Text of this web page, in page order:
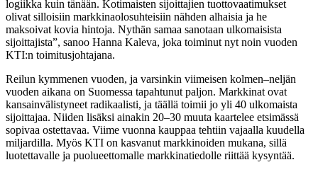
logiikka kuin tänään. Kotimaisten sijoittajien tuottovaatimukset
olivat silloisiin markkinaolosuhteisiin nähden alhaisia ja he
maksoivat kovia hintoja. Nythän samaa sanotaan ulkomaisista
sijoittajista”, sanoo Hanna Kaleva, joka toiminut nyt noin vuoden
KTI:n toimitusjohtajana.
Reilun kymmenen vuoden, ja varsinkin viimeisen kolmen–neljän
vuoden aikana on Suomessa tapahtunut paljon. Markkinat ovat
kansainvälistyneet radikaalisti, ja täällä toimii jo yli 40 ulkomaista
sijoittajaa. Niiden lisäksi ainakin 20–30 muuta kaartelee etsimässä
sopivaa ostettavaa. Viime vuonna kauppaa tehtiin vajaalla kuudella
miljardilla. Myös KTI on kasvanut markkinoiden mukana, sillä
luotettavalle ja puolueettomalle markkinatiedolle riittää kysyntää.